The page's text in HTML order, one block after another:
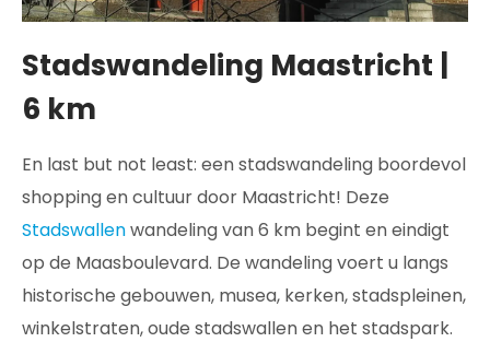
Stadswandeling Maastricht |
6 km
En last but not least: een stadswandeling boordevol
shopping en cultuur door Maastricht! Deze
Stadswallenwandeling van 6 km begint en eindigt
op de Maasboulevard. De wandeling voert u langs
historische gebouwen, musea, kerken, stadspleinen,
winkelstraten, oude stadswallen en het stadspark.